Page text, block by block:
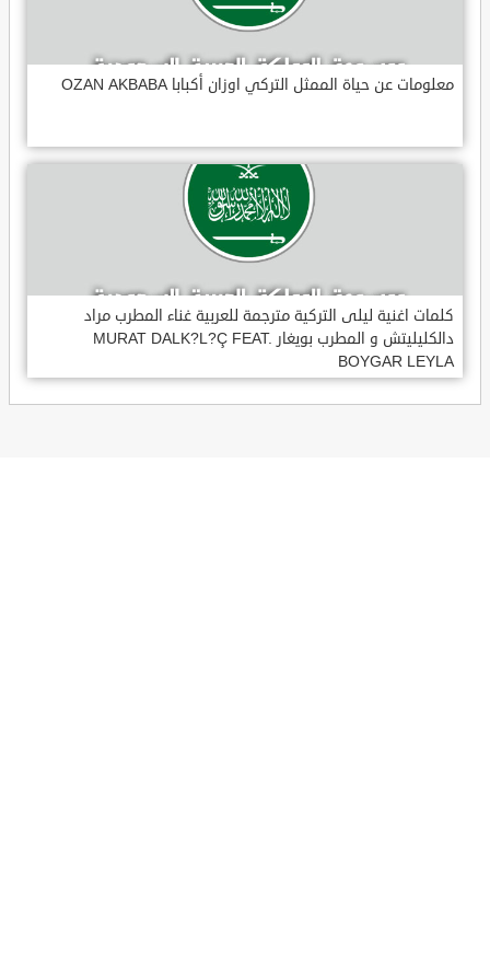
معلومات عن حياة الممثل التركي اوزان أكبابا OZAN AKBABA
كلمات اغنية ليلى التركية مترجمة للعربية غناء المطرب مراد
دالكليليتش و المطرب بويغار MURAT DALK?L?Ç FEAT.
BOYGAR LEYLA